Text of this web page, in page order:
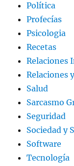
Política
Profecías
Psicologia
Recetas
Relaciones
Relaciones
Salud
Sarcasmo
Seguridad
Sociedad y
Software
Tecnología